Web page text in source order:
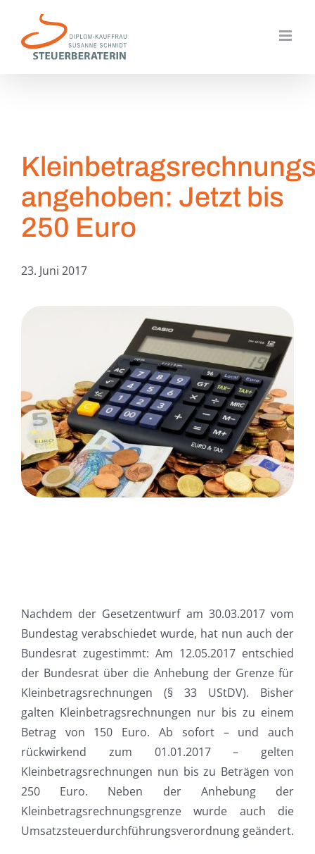
springen
angehoben: Jetzt bis
250 Euro
23. Juni 2017
Nachdem der Gesetzentwurf am 30.03.2017 vom
Bundestag verabschiedet wurde, hat nun auch der
Bundesrat zugestimmt: Am 12.05.2017 entschied
der Bundesrat über die Anhebung der Grenze für
Kleinbetragsrechnungen (§ 33 UStDV). Bisher
galten Kleinbetragsrechnungen nur bis zu einem
Betrag von 150 Euro. Ab sofort – und auch
rückwirkend zum 01.01.2017 – gelten
Kleinbetragsrechnungen nun bis zu Beträgen von
250 Euro. Neben der Anhebung der
Kleinbetragsrechnungsgrenze wurde auch die
Umsatzsteuerdurchführungsverordnung geändert.